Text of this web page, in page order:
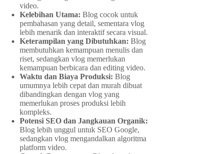
video.
Kelebihan Utama: Blog cocok untuk
pembahasan yang detail, sementara vlog
lebih menarik dan interaktif secara visual.
Keterampilan yang Dibutuhkan: Blog
membutuhkan kemampuan menulis dan
riset, sedangkan vlog memerlukan
kemampuan berbicara dan editing video.
Waktu dan Biaya Produksi: Blog
umumnya lebih cepat dan murah dibuat
dibandingkan dengan vlog yang
memerlukan proses produksi lebih
kompleks.
Potensi SEO dan Jangkauan Organik:
Blog lebih unggul untuk SEO Google,
sedangkan vlog mengandalkan algoritma
platform video.